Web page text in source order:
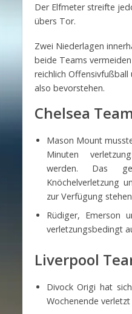
Der Elfmeter streifte
übers Tor.
Zwei Niederlagen
beide Teams
reichlich
also bevorstehen.
Chelsea
Mason Mount
Minuten
werden. Das
Knöchelverletzung
zur Verfügung
Rüdiger, Emerson
verletzungsbedingt
Liverpool
Divock Origi hat
Wochenende